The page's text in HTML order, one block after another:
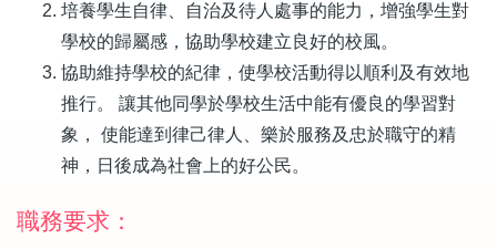
培養學生自律、自治及待人處事的能力，增強學生對
學校的歸屬感，協助學校建立良好的校風。
協助維持學校的紀律，使學校活動得以順利及有效地
推行。 讓其他同學於學校生活中能有優良的學習對
象， 使能達到律己律人、樂於服務及忠於職守的精
神，日後成為社會上的好公民。
職務要求：